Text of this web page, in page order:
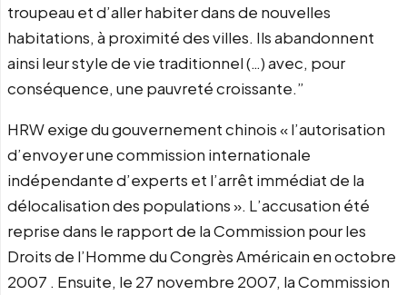
troupeau et d’aller habiter dans de nouvelles
habitations, à proximité des villes. Ils abandonnent
ainsi leur style de vie traditionnel (…) avec, pour
conséquence, une pauvreté croissante.”
HRW exige du gouvernement chinois « l’autorisation
d’envoyer une commission internationale
indépendante d’experts et l’arrêt immédiat de la
délocalisation des populations ». L’accusation été
reprise dans le rapport de la Commission pour les
Droits de l’Homme du Congrès Américain en octobre
2007 . Ensuite, le 27 novembre 2007, la Commission